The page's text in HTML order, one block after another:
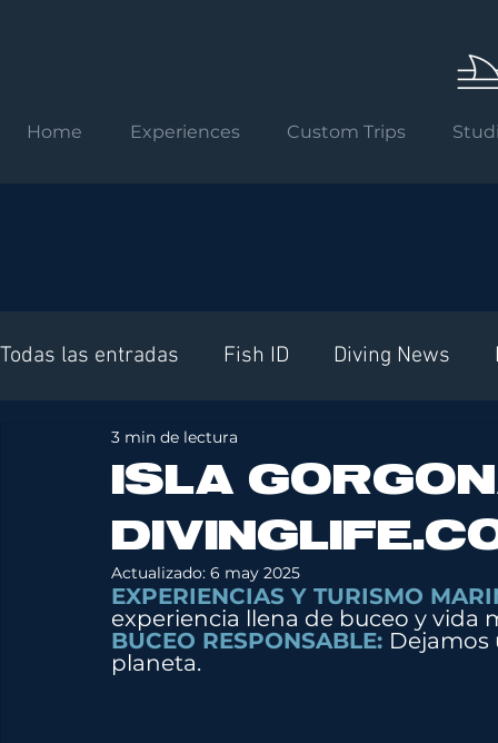
Home Experiences Custom Trips
Todas las entradas Fish ID Diving News
Requisitos internacionales
ISLA
3 min de lectura
Actualizado: 6 may 2025
EXPERIENCIAS Y TURISMO
experiencia llena de buceo y vida
BUCEO RESPONSABLE: Dejamos
planeta.